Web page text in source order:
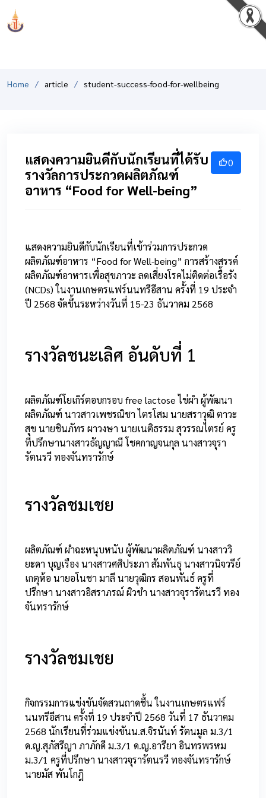
Home article student-success-food-for-wellbeing
0
แสดงความยินดีกับนักเรียนที่ได้รับ
รางวัลการประกวดผลิตภัณฑ์
อาหาร “Food for Well-being”
แสดงความยินดีกับนักเรียนที่เข้าร่วมการประกวด
ผลิตภัณฑ์อาหาร “Food for Well-being” การสร้างสรรค์
ผลิตภัณฑ์อาหารเพื่อสุขภาวะ ลดเสี่ยงโรคไม่ติดต่อเรื้อรัง
(NCDs) ในงานเกษตรแฟร์นนทรีอีสาน ครั้งที่ 19 ประจำ
ปี 2568 จัดขึ้นระหว่างวันที่ 15-23 ธันวาคม 2568
รางวัลชนะเลิศ อันดับที่ 1
ผลิตภัณฑ์โยเกิร์ตอบกรอบ free lactose ไข่ผำ ผู้พัฒนา
ผลิตภัณฑ์ นาวสาวเพชรณิชา ไตรโสม นายสราวุฒิ ตาวะ
สุข นายชินภัทร ผาวงษา นายเนติธรรม สุวรรณไตรย์ ครู
ที่ปรึกษานางสาวธัญญาณี โชคกาญจนกุล นางสาวจุรา
รัตนรวี ทองจันทรารักษ์
รางวัลชมเชย
ผลิตภัณฑ์ ผำฉะหนุบหนับ ผู้พัฒนาผลิตภัณฑ์ นางสาววิ
ยะดา บุญเรือง นางสาวศศิประภา สัมพันธุ นางสาวนิจวรีย์
เกตุห้อ นายอโนชา มาลี นายวุฒิกร สอนพันธ์ ครูที่
ปรึกษา นางสาวอิสราภรณ์ ผิวขำ นางสาวจุรารัตนรวี ทอง
จันทรารักษ์
รางวัลชมเชย
กิจกรรมการแข่งขันจัดสวนถาดชื้น ในงานเกษตรแฟร์
นนทรีอีสาน ครั้งที่ 19 ประจำปี 2568 วันที่ 17 ธันวาคม
2568 นักเรียนที่ร่วมแข่งขันน.ส.จิรนันท์ รัตนมูล ม.3/1
ด.ญ.สุภัสรีญา ภาภักดี ม.3/1 ด.ญ.อารียา อินทรพรหม
ม.3/1 ครูที่ปรึกษา นางสาวจุรารัตนรวี ทองจันทรารักษ์
นายมัส พันโกฎิ